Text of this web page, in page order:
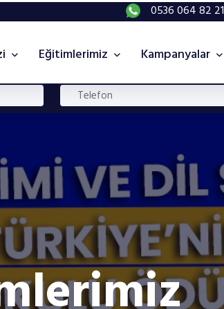
0536 064 82 21
Eğitimlerimiz Kampanyalar